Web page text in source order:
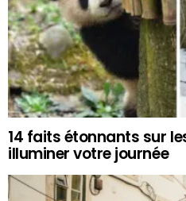
14 faits étonnants sur
illuminer votre journée